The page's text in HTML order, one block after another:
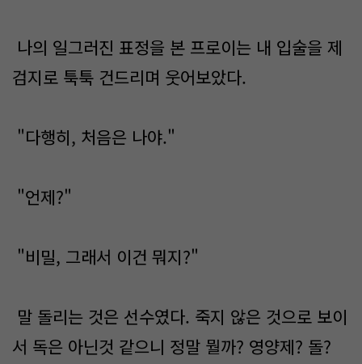
나의 일그러진 표정을 본 프로이는 내 입술을 제
검지로 툭툭 건드리며 웃어보았다.
"다행히, 처음은 나야."
"언제?"
"비밀, 그래서 이건 뭐지?"
말 돌리는 것은 선수였다. 죽지 않은 것으로 보이
서 독은 아닌것 같으니 정말 뭘까? 영양제? 돌?